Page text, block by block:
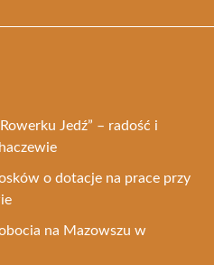
Jedź” – radość i
o dotacje na prace przy
na Mazowszu w